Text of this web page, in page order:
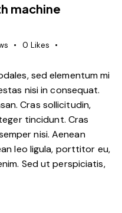
machine
0 Likes
sed elementum mi
nisi in consequat.
Cras sollicitudin,
tincidunt. Cras
nisi. Aenean
leo ligula, porttitor eu,
Sed ut perspiciatis,